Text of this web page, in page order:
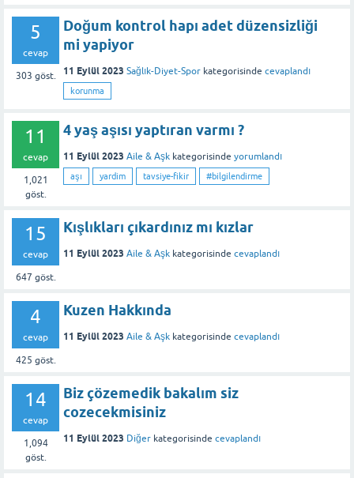
5
cevap
303 göst.
Doğum kontrol hapı adet düzensizliği
mi yapiyor
11 Eylül 2023 Sağlık-Diyet-Spor kategorisinde cevaplandı
korunma
11
cevap
1,021
göst.
4 yaş aşısı yaptıran varmı ?
11 Eylül 2023 Aile & Aşk kategorisinde yorumlandı
aşı yardim tavsiye-fikir #bilgilendirme
15
cevap
647 göst.
Kışlıkları çıkardınız mı kızlar
11 Eylül 2023 Aile & Aşk kategorisinde cevaplandı
4
cevap
425 göst.
Kuzen Hakkında
11 Eylül 2023 Aile & Aşk kategorisinde cevaplandı
14
cevap
1,094
göst.
Biz çözemedik bakalım siz
cozecekmisiniz
11 Eylül 2023 Diğer kategorisinde cevaplandı